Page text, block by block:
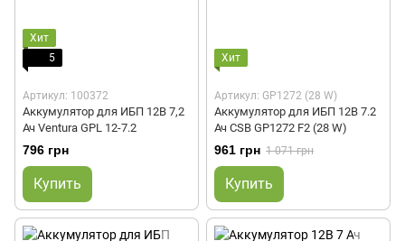
Хит
5
Артикул: 100372
Аккумулятор для ИБП 12В 7,2
Ач Ventura GPL 12-7.2
796 грн
Купить
Хит
Артикул: GP1272 (28 W)
Аккумулятор для ИБП 12В 7.2
Ач CSB GP1272 F2 (28 W)
961 грн 1 071 грн
Купить